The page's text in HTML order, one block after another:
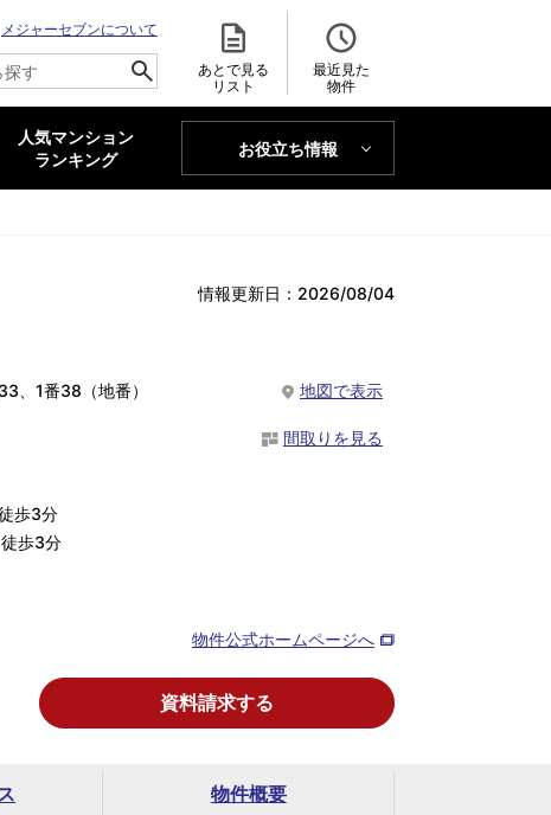
メジャーセブンについて
あとで見る
リスト
最近見た
物件
人気マンション
ランキング
お役立ち情報
MAJOR'S BLOG
情報更新日：2026/08/04
、1番38（地番） 地図で表示
間取りを見る
歩3分
歩3分
物件公式ホームページへ
資料請求する
物件概要